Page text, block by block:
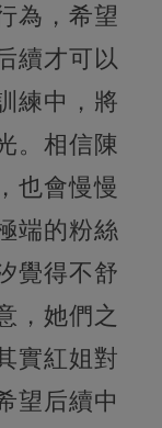
為，希望
續才可以
練中，將
。相信陳
也會慢慢
端的粉絲
覺得不舒
，她們之
實紅姐對
望后續中